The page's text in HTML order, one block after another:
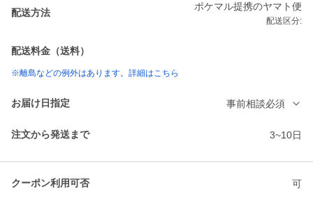
配送方法
ポケマル提携のヤマト便
配送区分:
配送料金（送料）
※離島などの例外はあります。詳細はこちら
お届け日指定 事前相談必須
注文から発送まで 3~10日
クーポン利用可否 可